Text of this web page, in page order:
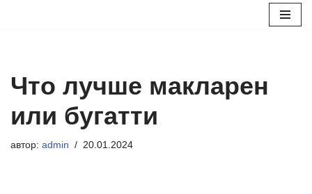
Что лучше макларен
или бугатти
автор: admin 20.01.2024